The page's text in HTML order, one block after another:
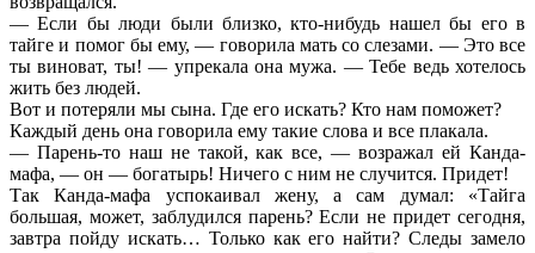
— Если бы люди были близко, кто-нибудь нашел бы его в
тайге и помог бы ему, — говорила мать со слезами. — Это все
ты виноват, ты! — упрекала она мужа. — Тебе ведь хотелось
жить без людей.
Вот и потеряли мы сына. Где его искать? Кто нам поможет?
Каждый день она говорила ему такие слова и все плакала.
— Парень-то наш не такой, как все, — возражал ей Канда-
мафа, — он — богатырь! Ничего с ним не случится. Придет!
Так Канда-мафа успокаивал жену, а сам думал: «Тайга
большая, может, заблудился парень? Если не придет сегодня,
завтра пойду искать… Только как его найти? Следы замело